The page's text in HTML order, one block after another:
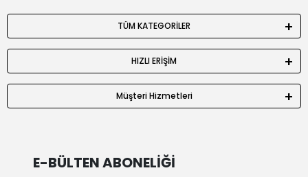
TÜM KATEGORİLER
HIZLI ERİŞİM
Müşteri Hizmetleri
E-BÜLTEN ABONELİĞİ